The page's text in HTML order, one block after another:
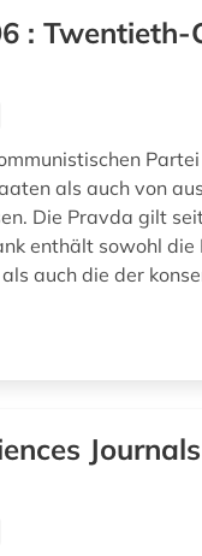
: Twentieth-
als auch von
Die Pravda gilt
enthält sowohl
auch die der